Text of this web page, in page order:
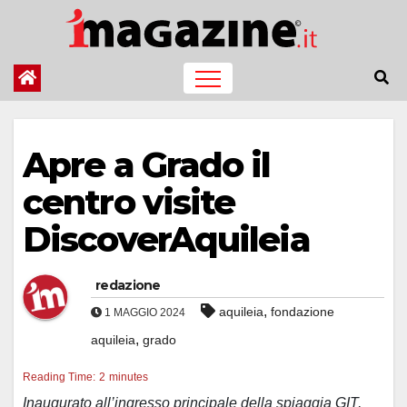
contenuto
Apre a Grado il
centro visite
DiscoverAquileia
redazione
1 MAGGIO 2024 aquileia, fondazione
aquileia, grado
Reading Time: 2 minutes
Inaugurato all’ingresso principale della spiaggia GIT,